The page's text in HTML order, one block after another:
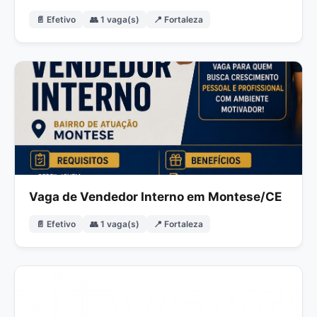
📄 Efetivo 👥 1 vaga(s) 📍 Fortaleza
Vaga de Vendedor Interno em Montese/CE
📄 Efetivo 👥 1 vaga(s) 📍 Fortaleza